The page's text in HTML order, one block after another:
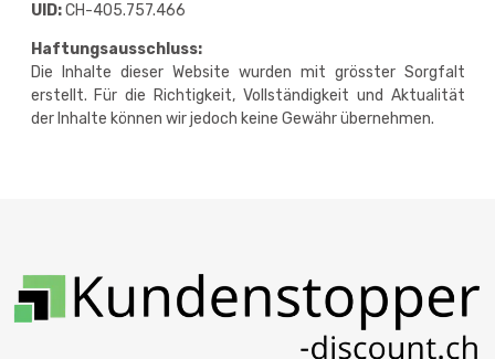
UID:CH-405.757.466
Haftungsausschluss:
Die Inhalte dieser Website wurden mit grösster Sorgfalt
erstellt. Für die Richtigkeit, Vollständigkeit und Aktualität
der Inhalte können wir jedoch keine Gewähr übernehmen.